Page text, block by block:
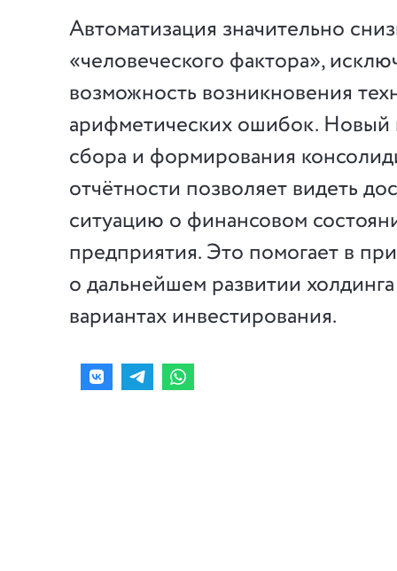
Автоматизация значительно
«человеческого фактора»,
возможность возникновения
арифметических ошибок. Новый
сбора и формирования
отчётности позволяет видеть
ситуацию о финансовом
предприятия. Это помогает в
о дальнейшем развитии
вариантах инвестирования.